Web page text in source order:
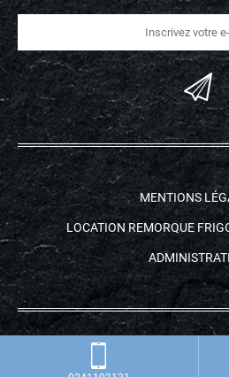
MENTIONS
LOCATION REMORQUE